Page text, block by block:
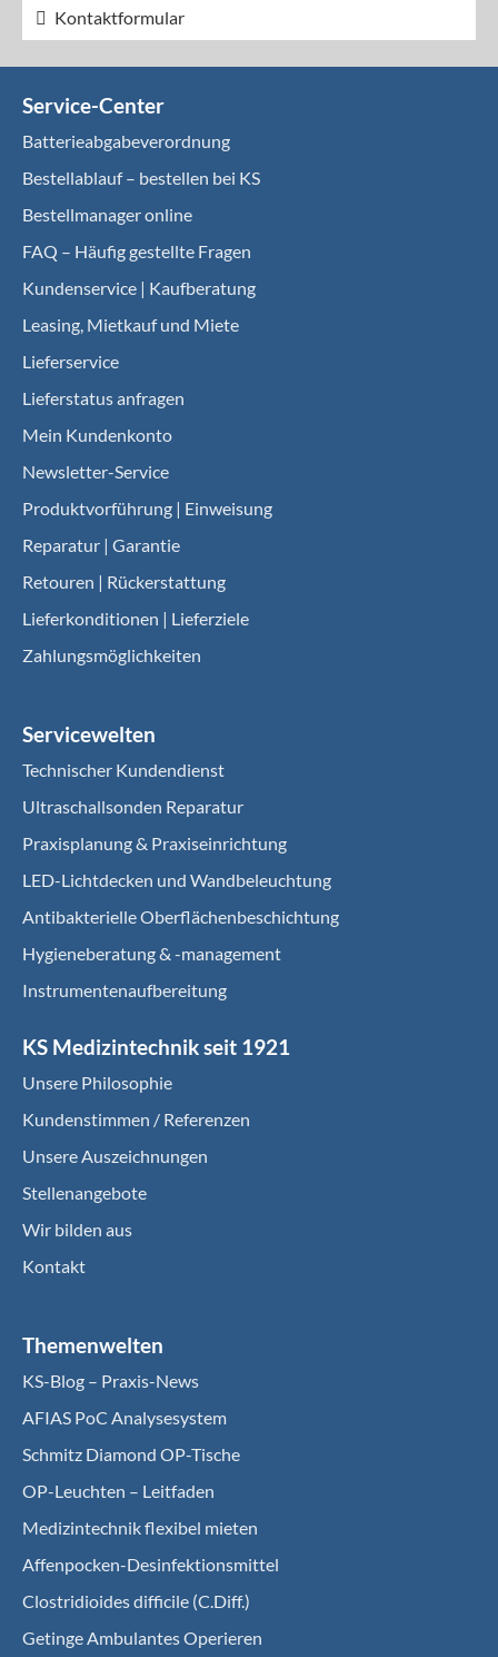
Kontaktformular
Service-Center
Batterieabgabeverordnung
Bestellablauf – bestellen bei KS
Bestellmanager online
FAQ – Häufig gestellte Fragen
Kundenservice | Kaufberatung
Leasing, Mietkauf und Miete
Lieferservice
Lieferstatus anfragen
Mein Kundenkonto
Newsletter-Service
Produktvorführung | Einweisung
Reparatur | Garantie
Retouren | Rückerstattung
Lieferkonditionen | Lieferziele
Zahlungsmöglichkeiten
Servicewelten
Technischer Kundendienst
Ultraschallsonden Reparatur
Praxisplanung & Praxiseinrichtung
LED-Lichtdecken und Wandbeleuchtung
Antibakterielle Oberflächenbeschichtung
Hygieneberatung & -management
Instrumentenaufbereitung
KS Medizintechnik seit 1921
Unsere Philosophie
Kundenstimmen / Referenzen
Unsere Auszeichnungen
Stellenangebote
Wir bilden aus
Kontakt
Themenwelten
KS-Blog – Praxis-News
AFIAS PoC Analysesystem
Schmitz Diamond OP-Tische
OP-Leuchten – Leitfaden
Medizintechnik flexibel mieten
Affenpocken-Desinfektionsmittel
Clostridioides difficile (C.Diff.)
Getinge Ambulantes Operieren